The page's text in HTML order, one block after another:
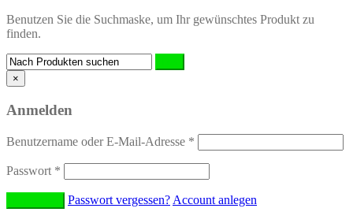
Benutzen Sie die Suchmaske, um Ihr gewünschtes Produkt zu
finden.
×
Anmelden
Benutzername oder E-Mail-Adresse *
Passwort *
Passwort vergessen? Account anlegen